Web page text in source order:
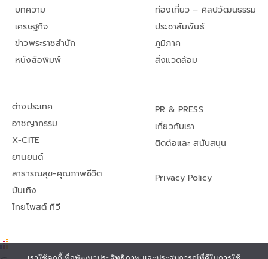
บทความ
เศรษฐกิจ
ข่าวพระราชสำนัก
หนังสือพิมพ์
ท่องเที่ยว – ศิลปวัฒนธรรม
ประชาสัมพันธ์
ภูมิภาค
สิ่งแวดล้อม
ต่างประเทศ
อาชญากรรม
X-CITE
ยานยนต์
สาธารณสุข-คุณภาพชีวิต
บันเทิง
ไทยโพสต์ ทีวี
PR & PRESS
เกี่ยวกับเรา
ติดต่อและ สนับสนุน
Privacy Policy